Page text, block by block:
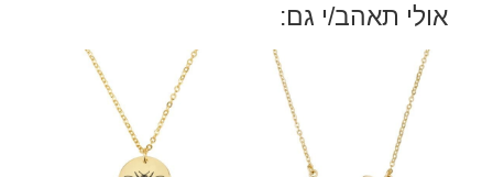
אולי תאהב/י גם: